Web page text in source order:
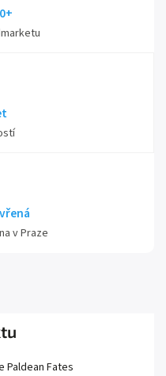
v Praze
Paldean Fates